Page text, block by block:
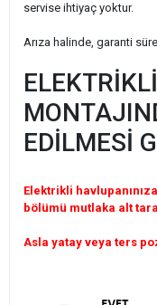
servise ihtiyaç yoktur.
Arıza halinde, garanti
EDİLMESİ
Elektrikli
bölümü mutlaka alt
Asla yatay veya ters